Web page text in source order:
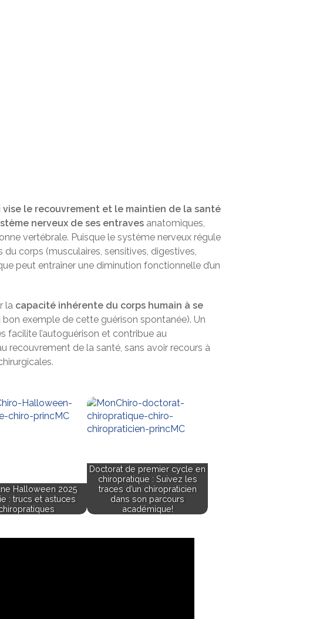
vise le recouvrement et le maintien de la santé
nerveux de ses entravesanatomiques,
vertébrale. Puisque le système nerveux régule
corps (musculaires, sensitives, digestives,
peut entraîner une diminution fonctionnelle d’un
la capacité inhérente du corps humain à se
exemple de cette guérison spontanée). Un
facilite l’autoguérison et contribue au
recouvrement de la santé, sans avoir recours à
Halloween 2025
: trucs et astuces
Doctorat de premier cycle en
chiropratique : Suivez les
traces d’un chiropraticien
dans son parcours
académique!